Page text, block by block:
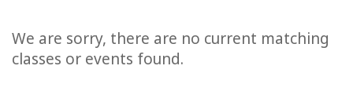
We are sorry, there are no current matching
classes or events found.